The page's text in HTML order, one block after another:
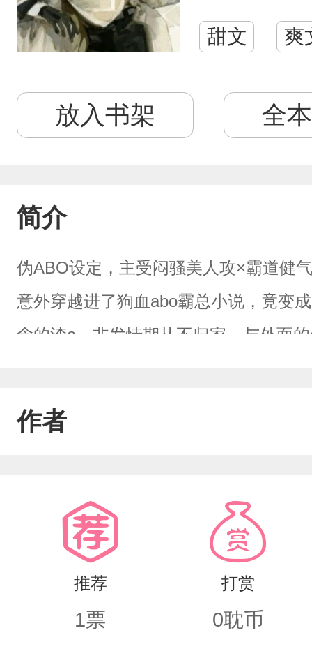
甜文 爽
放入书架 全
简介
伪ABO设定，主受闷骚美人攻×霸道健
意外穿越进了狗血abo霸总小说，竟变
念的渣a，非发情期从不归家，与外面
也配?”脚踩渣男一跃成为商圈大佬，抱
作者
推荐
1票
打赏
0耽币